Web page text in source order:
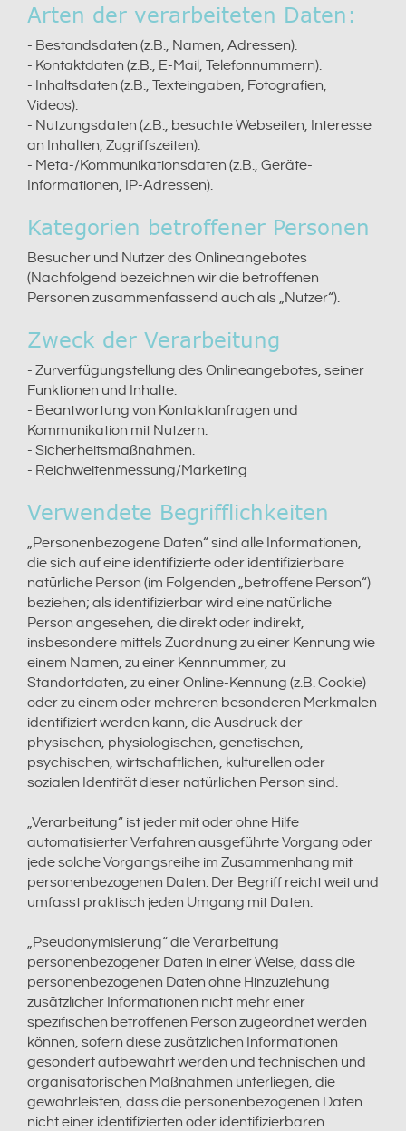
Arten der verarbeiteten Daten:
- Bestandsdaten (z.B., Namen, Adressen).
- Kontaktdaten (z.B., E-Mail, Telefonnummern).
- Inhaltsdaten (z.B., Texteingaben, Fotografien,
Videos).
- Nutzungsdaten (z.B., besuchte Webseiten, Interesse
an Inhalten, Zugriffszeiten).
- Meta-/Kommunikationsdaten (z.B., Geräte-
Informationen, IP-Adressen).
Kategorien betroffener Personen
Besucher und Nutzer des Onlineangebotes
(Nachfolgend bezeichnen wir die betroffenen
Personen zusammenfassend auch als „Nutzer“).
Zweck der Verarbeitung
- Zurverfügungstellung des Onlineangebotes, seiner
Funktionen und Inhalte.
- Beantwortung von Kontaktanfragen und
Kommunikation mit Nutzern.
- Sicherheitsmaßnahmen.
- Reichweitenmessung/Marketing
Verwendete Begrifflichkeiten
„Personenbezogene Daten“ sind alle Informationen,
die sich auf eine identifizierte oder identifizierbare
natürliche Person (im Folgenden „betroffene Person“)
beziehen; als identifizierbar wird eine natürliche
Person angesehen, die direkt oder indirekt,
insbesondere mittels Zuordnung zu einer Kennung wie
einem Namen, zu einer Kennnummer, zu
Standortdaten, zu einer Online-Kennung (z.B. Cookie)
oder zu einem oder mehreren besonderen Merkmalen
identifiziert werden kann, die Ausdruck der
physischen, physiologischen, genetischen,
psychischen, wirtschaftlichen, kulturellen oder
sozialen Identität dieser natürlichen Person sind.
„Verarbeitung“ ist jeder mit oder ohne Hilfe
automatisierter Verfahren ausgeführte Vorgang oder
jede solche Vorgangsreihe im Zusammenhang mit
personenbezogenen Daten. Der Begriff reicht weit und
umfasst praktisch jeden Umgang mit Daten.
„Pseudonymisierung“ die Verarbeitung
personenbezogener Daten in einer Weise, dass die
personenbezogenen Daten ohne Hinzuziehung
zusätzlicher Informationen nicht mehr einer
spezifischen betroffenen Person zugeordnet werden
können, sofern diese zusätzlichen Informationen
gesondert aufbewahrt werden und technischen und
organisatorischen Maßnahmen unterliegen, die
gewährleisten, dass die personenbezogenen Daten
nicht einer identifizierten oder identifizierbaren